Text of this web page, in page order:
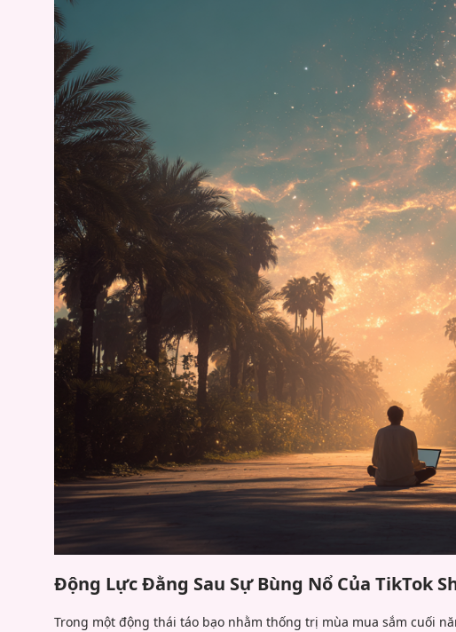
Động Lực Đằng Sau Sự Bùng Nổ Của TikTok
Trong một động thái táo bạo nhằm thống trị mùa mua sắm cuối